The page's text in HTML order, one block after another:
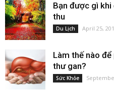
Bạn được gì khi
thu
Du Lịch April 25,
Làm thế nào
thư gan?
Sức Khỏe